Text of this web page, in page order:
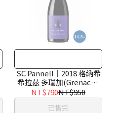
SC Pannell｜2018 格納希
希拉茲 多瑞加(Grenache
Shiraz Touriga｜McLaren
Vale)
NT$790NT$950
已售完